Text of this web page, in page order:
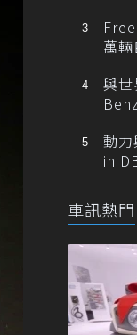
萬
與
動
in
車訊熱門